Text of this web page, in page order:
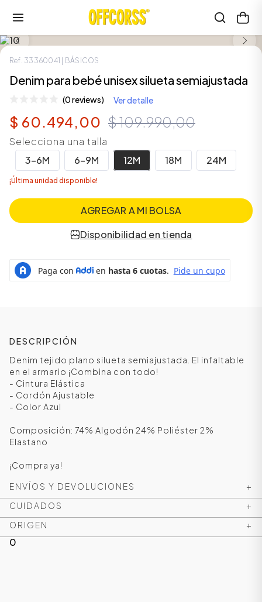
LOOK COMPLETO
Ref. 33360041 | BÁSICOS
Denim para bebé unisex silueta semiajustada
(0 reviews) Ver detalle
$ 60.494,00 $109.990,00
Selecciona una talla
3-6M
6-9M 12M 18M 24M
¡Última unidad disponible!
AGREGAR A MI BOLSA
Disponibilidad en tienda
DESCRIPCIÓN
Denim tejido plano silueta semiajustada. El infaltable
en el armario ¡Combina con todo!
- Cintura Elástica
- Cordón Ajustable
- Color Azul
Composición: 74% Algodón 24% Poliéster 2%
Elastano
¡Compra ya!
ENVÍOS Y DEVOLUCIONES
+
CUIDADOS
+
ORIGEN
+
0